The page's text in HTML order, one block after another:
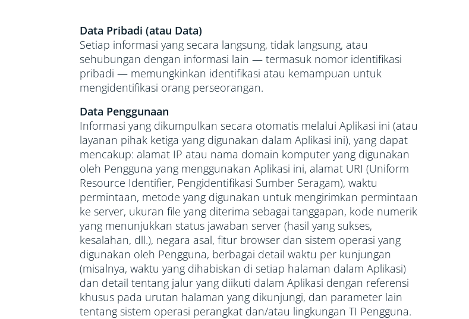
Data Pribadi (atau Data)
Setiap informasi yang secara langsung, tidak langsung, atau
sehubungan dengan informasi lain — termasuk nomor identifikasi
pribadi — memungkinkan identifikasi atau kemampuan untuk
mengidentifikasi orang perseorangan.
Data Penggunaan
Informasi yang dikumpulkan secara otomatis melalui Aplikasi ini (atau
layanan pihak ketiga yang digunakan dalam Aplikasi ini), yang dapat
mencakup: alamat IP atau nama domain komputer yang digunakan
oleh Pengguna yang menggunakan Aplikasi ini, alamat URI (Uniform
Resource Identifier, Pengidentifikasi Sumber Seragam), waktu
permintaan, metode yang digunakan untuk mengirimkan permintaan
ke server, ukuran file yang diterima sebagai tanggapan, kode numerik
yang menunjukkan status jawaban server (hasil yang sukses,
kesalahan, dll.), negara asal, fitur browser dan sistem operasi yang
digunakan oleh Pengguna, berbagai detail waktu per kunjungan
(misalnya, waktu yang dihabiskan di setiap halaman dalam Aplikasi)
dan detail tentang jalur yang diikuti dalam Aplikasi dengan referensi
khusus pada urutan halaman yang dikunjungi, dan parameter lain
tentang sistem operasi perangkat dan/atau lingkungan TI Pengguna.